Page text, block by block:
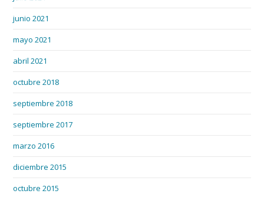
junio 2021
mayo 2021
abril 2021
octubre 2018
septiembre 2018
septiembre 2017
marzo 2016
diciembre 2015
octubre 2015